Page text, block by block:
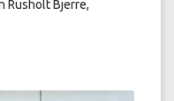
Rusholt Bjerre,